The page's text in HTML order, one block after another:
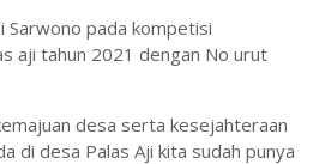
Sarwono pada kompetisi
aji tahun 2021 dengan No urut
desa serta kesejahteraan
di desa Palas Aji kita sudah punya